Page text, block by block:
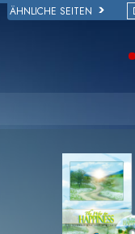
ÄHNLICHE SEITEN